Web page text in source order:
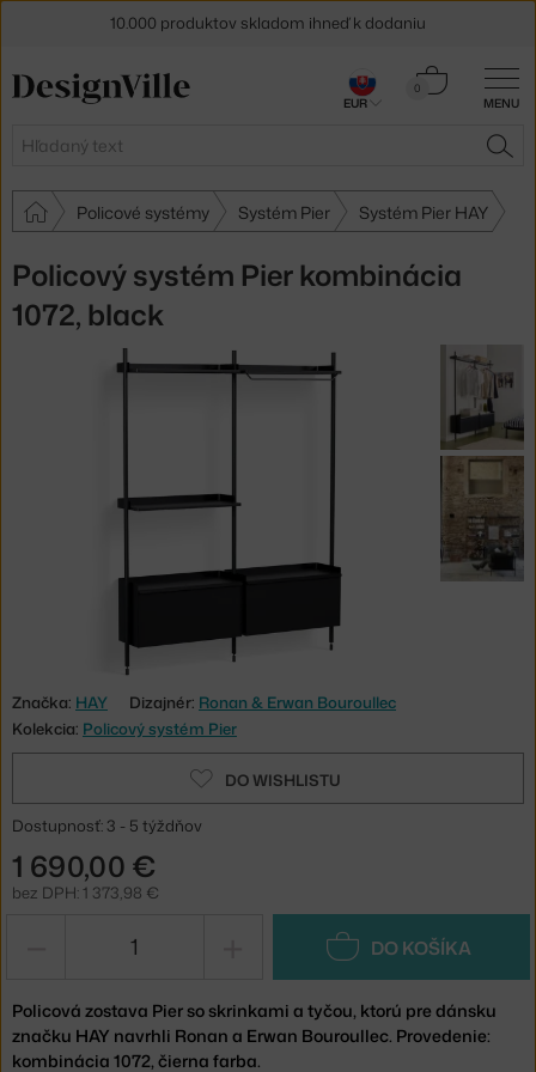
MENU
Hľadať
0
Košík
Policové systémy Systém Pier Systém Pier HAY
Policový systém Pier kombinácia
1072, black
Značka: HAY Dizajnér: Ronan & Erwan Bouroullec
Kolekcia: Policový systém Pier
DO WISHLISTU
Dostupnosť: 3 - 5 týždňov
1 690,00 €
bez DPH: 1 373,98 €
DO KOŠÍKA
Policová zostava Pier so skrinkami a tyčou, ktorú pre dánsku
značku HAY navrhli Ronan a Erwan Bouroullec. Provedenie:
kombinácia 1072, čierna farba.
10.000 produktov skladom ihneď k dodaniu
5 % zľava pre odberateľov
EUR